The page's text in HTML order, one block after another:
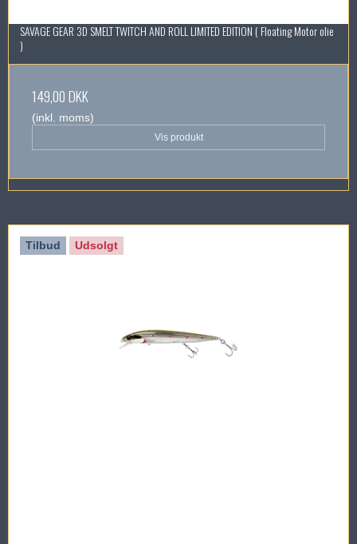
SAVAGE GEAR 3D SMELT TWITCH AND ROLL LIMITED EDITION ( Floating Motor olie
)
149,00 DKK
(inkl. moms)
Vis produkt
Tilbud Udsolgt